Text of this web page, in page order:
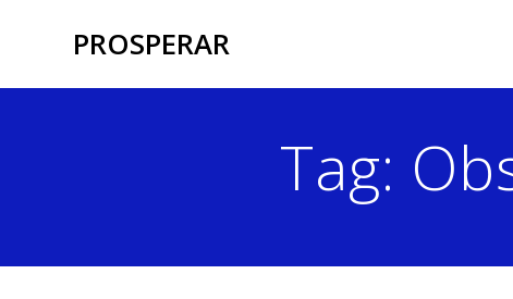
PROSPERAR
Tag: